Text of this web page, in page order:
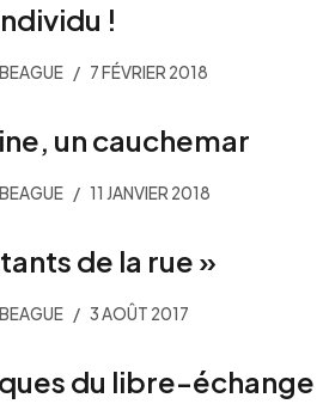
!
7 FÉVRIER 2018
un cauchemar
11 JANVIER 2018
de la rue »
3 AOÛT 2017
du libre-échange